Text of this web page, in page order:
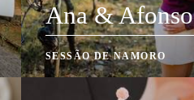
Ana & Afonso
SESSÃO DE NAMORO